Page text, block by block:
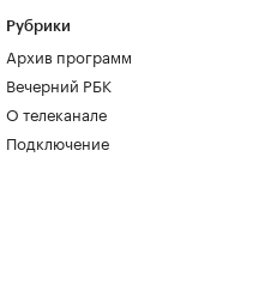
Рубрики
Архив программ
Вечерний РБК
О телеканале
Подключение